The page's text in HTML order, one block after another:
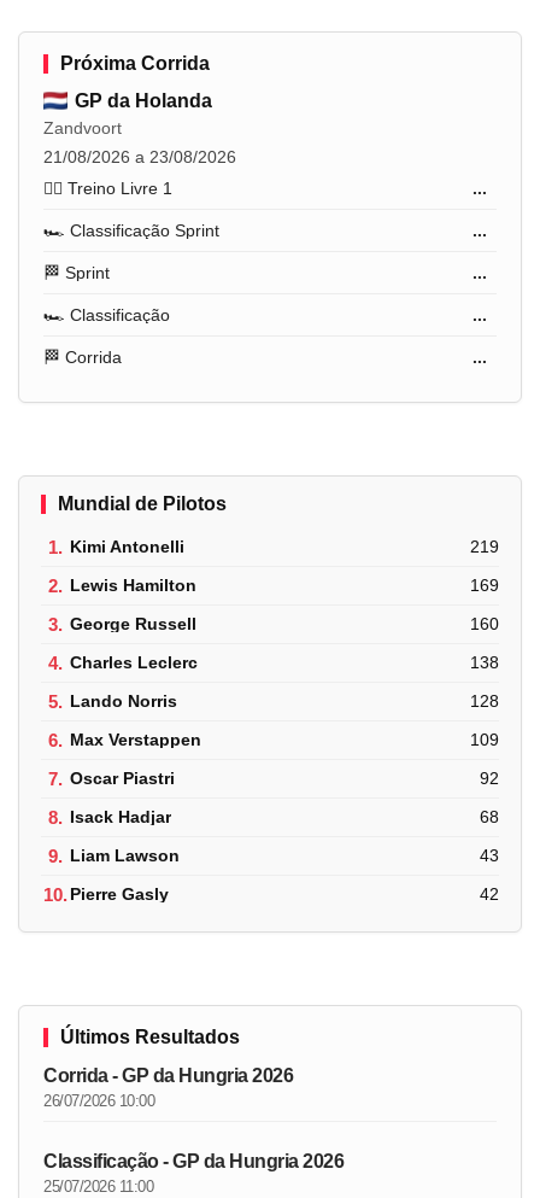
Próxima Corrida
GP da Holanda
Zandvoort
21/08/2026 a 23/08/2026
🏋️‍♂️ Treino Livre 1
...
🏎️ Classificação Sprint ...
🏁 Sprint ...
🏎️ Classificação ...
🏁 Corrida ...
Mundial de Pilotos
1. Kimi Antonelli 219
2. Lewis Hamilton 169
3. George Russell 160
4. Charles Leclerc 138
5. Lando Norris 128
6. Max Verstappen 109
7. Oscar Piastri 92
8. Isack Hadjar 68
9. Liam Lawson 43
10.Pierre Gasly 42
Últimos Resultados
Corrida - GP da Hungria 2026
26/07/2026 10:00
Classificação - GP da Hungria 2026
25/07/2026 11:00